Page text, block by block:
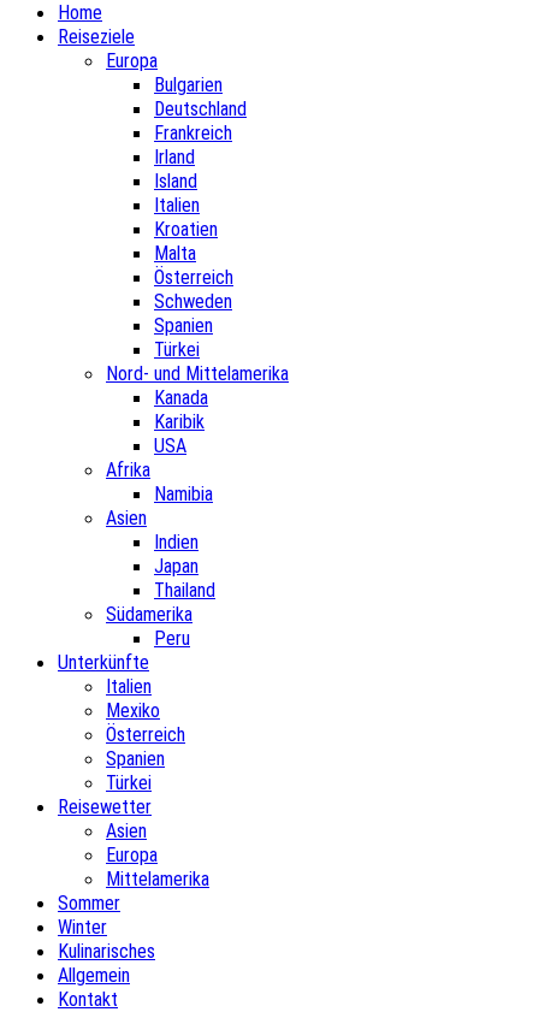
Home
Reiseziele
Europa
Bulgarien
Deutschland
Frankreich
Irland
Island
Italien
Kroatien
Malta
Österreich
Schweden
Spanien
Türkei
Nord- und Mittelamerika
Kanada
Karibik
USA
Afrika
Namibia
Asien
Indien
Japan
Thailand
Südamerika
Peru
Unterkünfte
Italien
Mexiko
Österreich
Spanien
Türkei
Reisewetter
Asien
Europa
Mittelamerika
Sommer
Winter
Kulinarisches
Allgemein
Kontakt